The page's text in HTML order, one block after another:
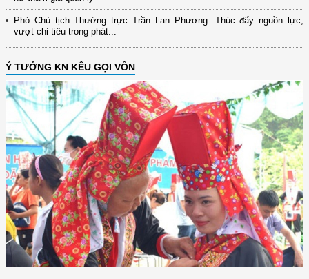
Phó Chủ tịch Thường trực Trần Lan Phương: Thúc đẩy nguồn lực,
vượt chỉ tiêu trong phát...
Ý TƯỞNG KN KÊU GỌI VỐN